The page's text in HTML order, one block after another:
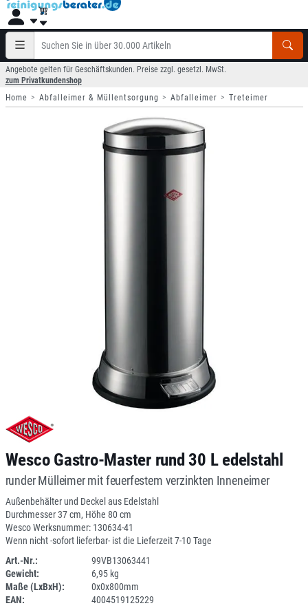
Angebote gelten für Geschäftskunden. Preise zzgl. gesetzl. MwSt.
zum Privatkundenshop
Home
Abfalleimer & Müllentsorgung Abfalleimer Treteimer
Wesco Gastro-Master rund 30 L edelstahl
runder Mülleimer mit feuerfestem verzinkten Inneneimer
Außenbehälter und Deckel aus Edelstahl
Durchmesser 37 cm, Höhe 80 cm
Wesco Werksnummer: 130634-41
Wenn nicht -sofort lieferbar- ist die Lieferzeit 7-10 Tage
Art.-Nr.:
99VB13063441
Gewicht:
6,95 kg
Maße (LxBxH):
0x0x800mm
EAN:
4004519125229